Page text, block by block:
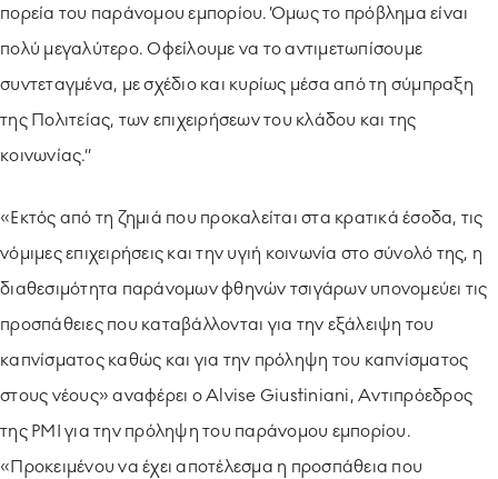
πορεία του παράνομου εμπορίου. Όμως το πρόβλημα είναι
πολύ μεγαλύτερο. Οφείλουμε να το αντιμετωπίσουμε
συντεταγμένα, με σχέδιο και κυρίως μέσα από τη σύμπραξη
της Πολιτείας, των επιχειρήσεων του κλάδου και της
κοινωνίας.”
«Εκτός από τη ζημιά που προκαλείται στα κρατικά έσοδα, τις
νόμιμες επιχειρήσεις και την υγιή κοινωνία στο σύνολό της, η
διαθεσιμότητα παράνομων φθηνών τσιγάρων υπονομεύει τις
προσπάθειες που καταβάλλονται για την εξάλειψη του
καπνίσματος καθώς και για την πρόληψη του καπνίσματος
στους νέους» αναφέρει ο Alvise Giustiniani, Αντιπρόεδρος
της PMI για την πρόληψη του παράνομου εμπορίου.
«Προκειμένου να έχει αποτέλεσμα η προσπάθεια που